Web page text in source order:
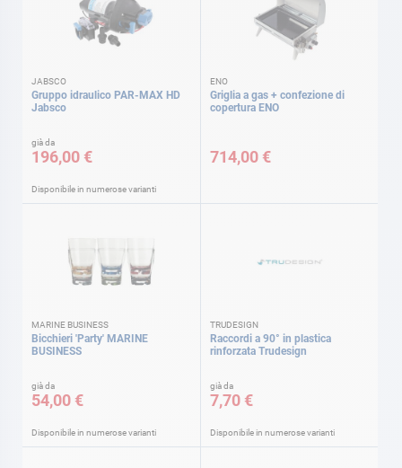
JABSCO
Gruppo idraulico PAR-MAX HD
Jabsco
già da
196,00 €
Disponibile in numerose varianti
ENO
Griglia a gas + confezione di
copertura ENO
714,00 €
MARINE BUSINESS
Bicchieri 'Party' MARINE
BUSINESS
già da
54,00 €
Disponibile in numerose varianti
TRUDESIGN
Raccordi a 90° in plastica
rinforzata Trudesign
già da
7,70 €
Disponibile in numerose varianti